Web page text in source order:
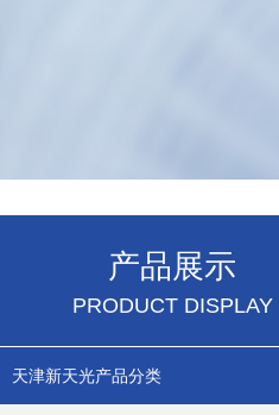
产品展示
PRODUCT DISPLAY
天津新天光产品分类